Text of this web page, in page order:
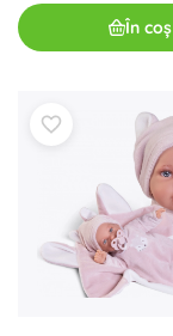
În coș